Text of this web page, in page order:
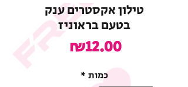
טילון אקסטרים ענק
בטעם בראוניז
₪12.00 מחיר
כמות *